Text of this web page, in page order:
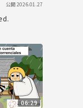
公開2026.01.27
06:29